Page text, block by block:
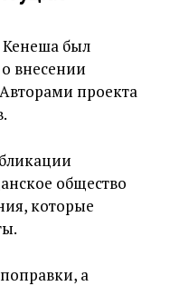
Кенеша был
внесении
проекта
общество
которые
а